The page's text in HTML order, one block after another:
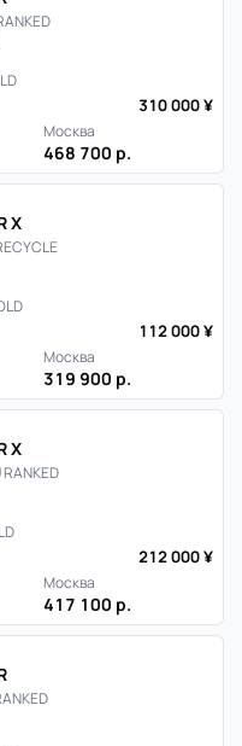
310 000 ¥
Москва
468 700 р.
X
112 000 ¥
Москва
319 900 р.
X
RANKED
212 000 ¥
Москва
417 100 р.